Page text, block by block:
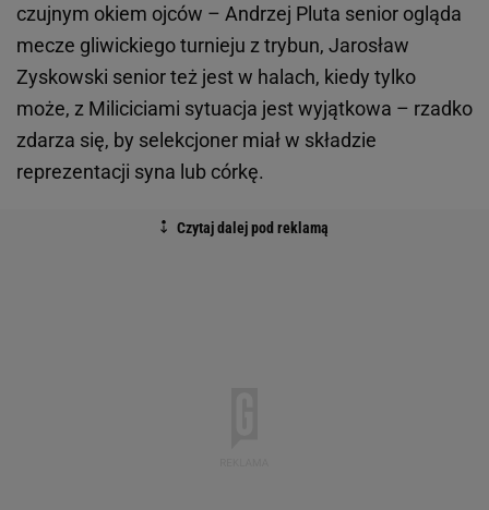
czujnym okiem ojców – Andrzej Pluta senior ogląda
mecze gliwickiego turnieju z trybun, Jarosław
Zyskowski senior też jest w halach, kiedy tylko
może, z Miliciciami sytuacja jest wyjątkowa – rzadko
zdarza się, by selekcjoner miał w składzie
reprezentacji syna lub córkę.